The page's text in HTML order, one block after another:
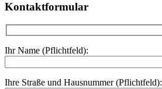
Kontaktformular
Ihr Name (Pflichtfeld):
Ihre Straße und Hausnummer (Pflichtfeld):